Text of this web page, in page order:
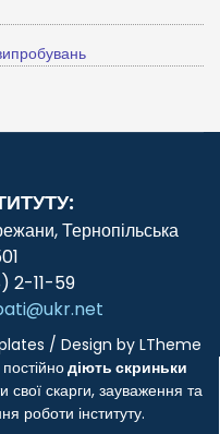
Тернопільська
2-11-59
/ Design by LTheme
діють скриньки
скарги, зауваження та
роботи інституту.